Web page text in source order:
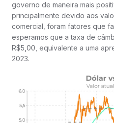
governo de maneira mais
principalmente devido aos
comercial, foram fatores que
esperamos que a taxa de
R$5,00, equivalente a uma
2023.